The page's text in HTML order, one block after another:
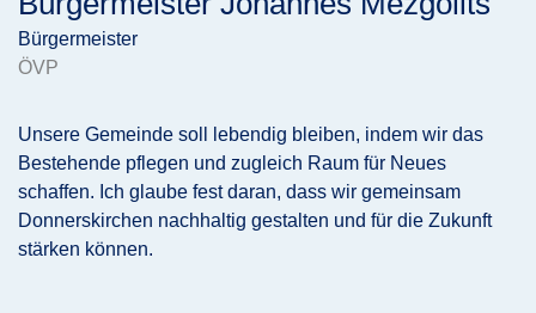
Bürgermeister
ÖVP
Unsere Gemeinde soll lebendig bleiben, indem wir das
Bestehende pflegen und zugleich Raum für Neues
schaffen. Ich glaube fest daran, dass wir gemeinsam
Donnerskirchen nachhaltig gestalten und für die Zukunft
stärken können.